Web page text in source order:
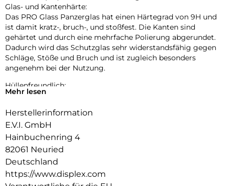
Glas- und Kantenhärte:
Das PRO Glass Panzerglas hat einen Härtegrad von 9H und
ist damit kratz-, bruch-, und stoßfest. Die Kanten sind
gehärtet und durch eine mehrfache Polierung abgerundet.
Dadurch wird das Schutzglas sehr widerstandsfähig gegen
Schläge, Stöße und Bruch und ist zugleich besonders
angenehm bei der Nutzung.
Hüllenfreundlich:
PRO Glass wird bis auf 5/100 mm genau auf die Smartphone
Smartphone. Außerdem ist die Schutzfolie ultradünn. Somit
lassen sich alle handelsüblichen Schutzhüllen & Cases mit
der Panzerglasfolie benutzen. Durch einen kombinierten
Schutz aus PRO Glass und Ihrer Lieblingshülle wird Ihr
Smartphone rundum optimal geschützt.
Anti Fingerprint:
Mehr lesen
Herstellerinformation
E.V.I. GmbH
Hainbuchenring 4
82061 Neuried
Deutschland
https://www.displex.com